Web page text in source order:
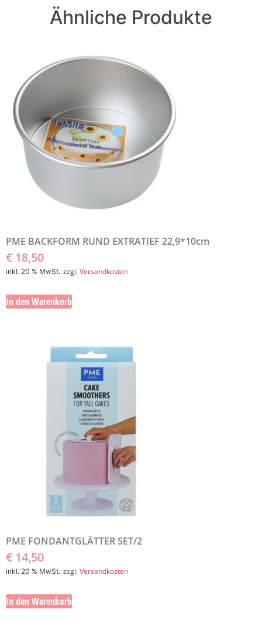
Ähnliche Produkte
PME BACKFORM RUND EXTRATIEF 22,9*10cm
€ 18,50
inkl. 20 % MwSt. zzgl.Versandkosten
In den Warenkorb
PME FONDANTGLÄTTER SET/2
€ 14,50
inkl. 20 % MwSt. zzgl.Versandkosten
In den Warenkorb